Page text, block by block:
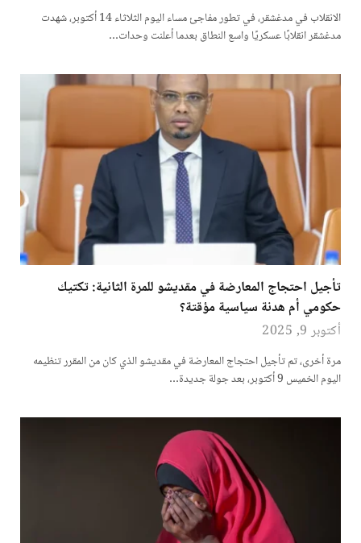
الانقلاب في مدغشقر، في تطور مفاجئ مساء اليوم الثلاثاء 14 أكتوبر، شهدت
مدغشقر انقلابًا عسكريًا واسع النطاق بعدما أعلنت وحدات…
تأجيل احتجاج المعارضة في مقديشو للمرة الثانية: تكتيك
حكومي أم هدنة سياسية مؤقتة؟
أكتوبر 9, 2025
مرة أخرى، تم تأجيل احتجاج المعارضة في مقديشو الذي كان من المقرر تنظيمه
اليوم الخميس 9 أكتوبر، بعد جولة جديدة…